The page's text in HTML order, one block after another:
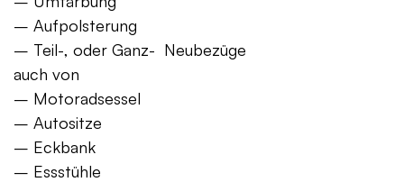
– Aufpolsterung
– Teil-, oder Ganz- Neubezüge
auch von
– Motoradsessel
– Autositze
– Eckbank
– Essstühle